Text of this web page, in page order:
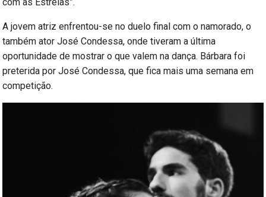
A jovem atriz enfrentou-se no duelo final com o namorado, o
também ator José Condessa, onde tiveram a última
oportunidade de mostrar o que valem na dança. Bárbara foi
preterida por José Condessa, que fica mais uma semana em
competição.